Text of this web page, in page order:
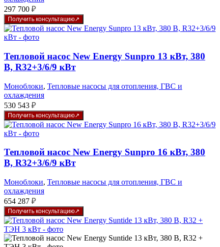
297 700 ₽
Получить консультацию
Тепловой насос New Energy Sunpro 13 кВт, 380
В, R32+3/6/9 кВт
Моноблоки, Тепловые насосы для отопления, ГВС и
охлаждения
530 543 ₽
Получить консультацию
Тепловой насос New Energy Sunpro 16 кВт, 380
В, R32+3/6/9 кВт
Моноблоки, Тепловые насосы для отопления, ГВС и
охлаждения
654 287 ₽
Получить консультацию